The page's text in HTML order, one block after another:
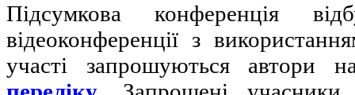
Підсумкова конференція
відеоконференції з
участі запрошуються автори